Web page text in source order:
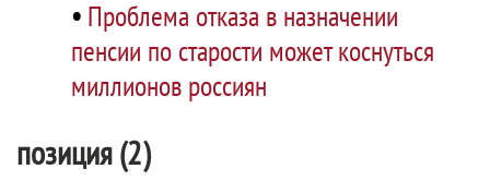
• Проблема отказа в назначении
пенсии по старости может коснуться
миллионов россиян
позиция (2)